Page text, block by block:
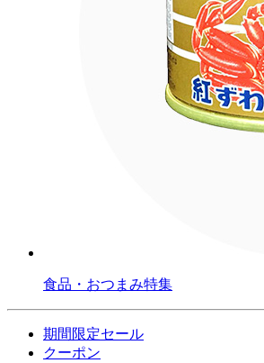
食品・おつまみ特集
期間限定セール
クーポン